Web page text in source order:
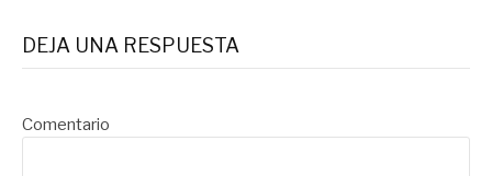
DEJA UNA RESPUESTA
Comentario